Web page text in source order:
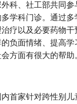
科、社工部共同
学科门诊。通过
疗以及必要药物
负面情绪、提高
方面有很大的帮助
首家针对跨性别